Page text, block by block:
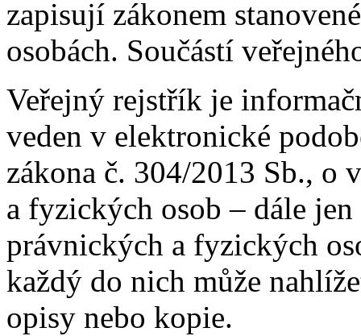
zapisují zákonem
osobách. Součástí
Veřejný rejstřík je
veden v elektronické
zákona č. 304/2013 Sb., o
a fyzických osob – dále
právnických a fyzických
každý do nich může
opisy nebo kopie.